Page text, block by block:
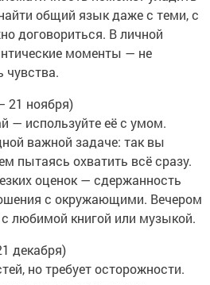
общий язык даже с теми, с
договориться. В личной
моменты — не
чувства.
21 ноября)
— используйте её с умом.
важной задаче: так вы
пытаясь охватить всё сразу.
оценок — сдержанность
с окружающими. Вечером
любимой книгой или музыкой.
декабря)
но требует осторожности.